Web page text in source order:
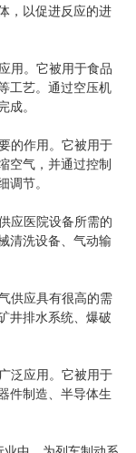
，以促进反应的进
用。它被用于食品
工艺。通过空压机
成。
的作用。它被用于
空气，并通过控制
调节。
应医院设备所需的
清洗设备、气动输
供应具有很高的需
井排水系统、爆破
泛应用。它被用于
件制造、半导体生